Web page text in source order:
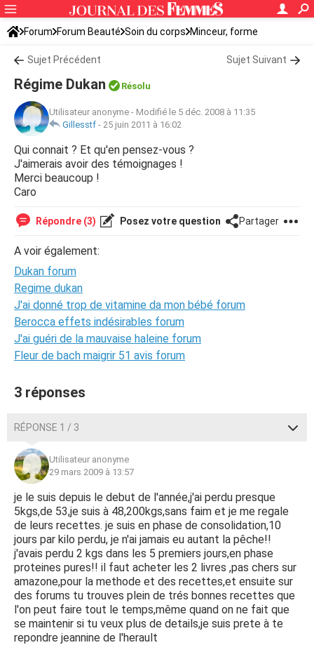
Forum Forum Beauté Soin du corps Minceur, forme
Sujet Précédent Sujet Suivant
Régime Dukan Résolu
Utilisateur anonyme - Modifié le 5 déc. 2008 à 11:35
Gillesstf - 25 juin 2011 à 16:02
Qui connait ? Et qu'en pensez-vous ?
J'aimerais avoir des témoignages !
Merci beaucoup !
Caro
Répondre (3) Posez votre question Partager
A voir également:
Dukan forum
Regime dukan
J'ai donné trop de vitamine da mon bébé forum
Berocca effets indésirables forum
J'ai guéri de la mauvaise haleine forum
Fleur de bach maigrir 51 avis forum
3 réponses
RÉPONSE 1 / 3
Utilisateur anonyme
29 mars 2009 à 13:57
je le suis depuis le debut de l'année,j'ai perdu presque
5kgs,de 53,je suis à 48,200kgs,sans faim et je me regale
de leurs recettes. je suis en phase de consolidation,10
jours par kilo perdu, je n'ai jamais eu autant la pêche!!
j'avais perdu 2 kgs dans les 5 premiers jours,en phase
proteines pures!! il faut acheter les 2 livres ,pas chers sur
amazone,pour la methode et des recettes,et ensuite sur
des forums tu trouves plein de trés bonnes recettes que
l'on peut faire tout le temps,même quand on ne fait que
se maintenir si tu veux plus de details,je suis prete à te
repondre jeannine de l'herault